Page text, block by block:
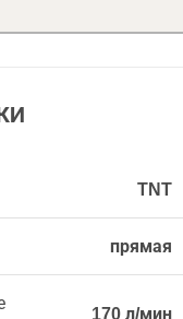
TNT
прямая
170 л/мин